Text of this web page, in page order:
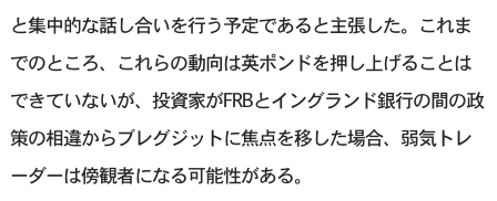
と集中的な話し合いを行う予定であると主張した。これま
でのところ、これらの動向は英ポンドを押し上げることは
できていないが、投資家がFRBとイングランド銀行の間の政
策の相違からブレグジットに焦点を移した場合、弱気トレ
ーダーは傍観者になる可能性がある。